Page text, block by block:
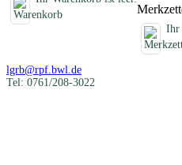
Ihr
lgrb@rpf.bwl.de
Tel: 0761/208-3022